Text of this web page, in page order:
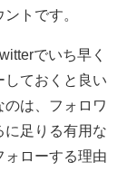
トです。
でいち早く
しておくと良い
のは、フォロワ
に足りる有用な
ォローする理由